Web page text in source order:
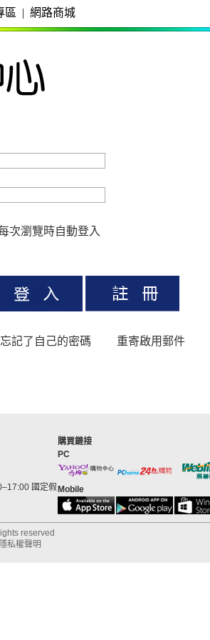
區 | 網路商城
次瀏覽時自動登入
記了自己的密碼 重寄啟用郵件
國定假
購買鏈接
PC
Mobile
reserved
隱私權聲明